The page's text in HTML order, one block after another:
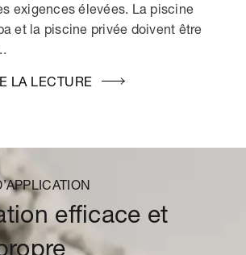
exigences élevées. La piscine
et la piscine privée doivent être
LA LECTURE
efficace et